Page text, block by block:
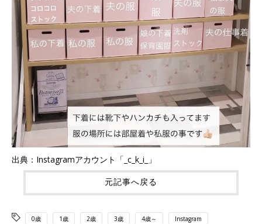
出典：Instagramアカウント「_c_k_i_」
元記事へ戻る
0歳 1歳 2歳 3歳 4歳～ Instagram